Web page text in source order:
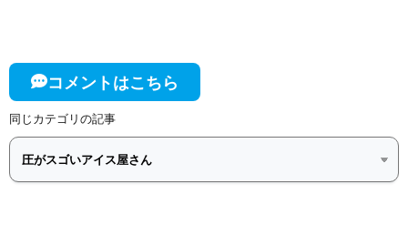
コメントはこちら
同じカテゴリの記事